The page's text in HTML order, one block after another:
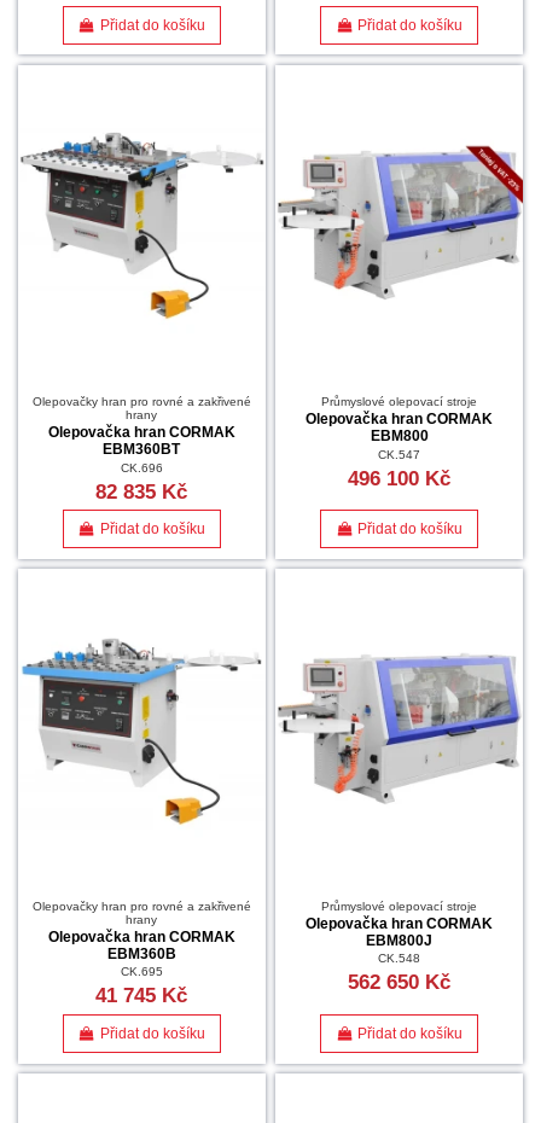
Přidat do košíku Přidat do košíku
Olepovačky hran pro rovné a zakřivené
hrany
Olepovačka hran CORMAK
EBM360BT
CK.696
82 835 Kč
Přidat do košíku
Průmyslové olepovací stroje
Olepovačka hran CORMAK
EBM800
CK.547
496 100 Kč
Přidat do košíku
Olepovačky hran pro rovné a zakřivené
hrany
Olepovačka hran CORMAK
EBM360B
CK.695
41 745 Kč
Přidat do košíku
Průmyslové olepovací stroje
Olepovačka hran CORMAK
EBM800J
CK.548
562 650 Kč
Přidat do košíku